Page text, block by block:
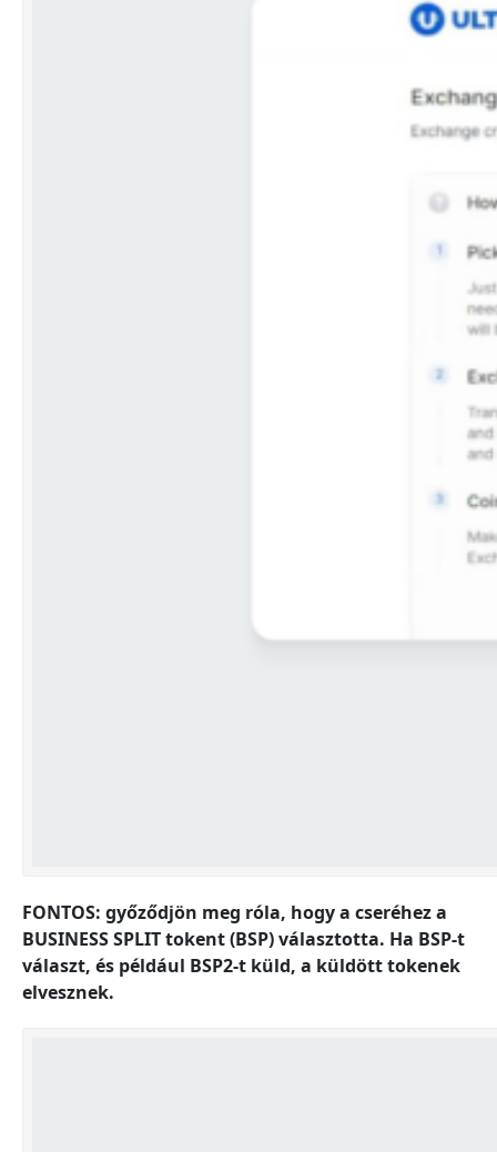
FONTOS: győződjön meg róla, hogy a cseréhez a
BUSINESS SPLIT tokent (BSP) választotta. Ha BSP-t
választ, és például BSP2-t küld, a küldött tokenek
elvesznek.